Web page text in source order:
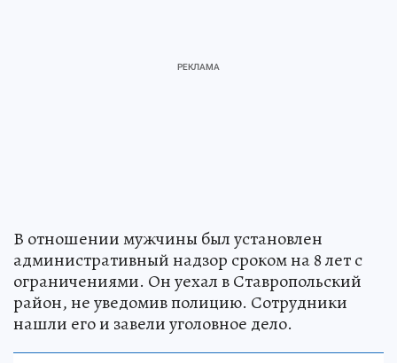
В отношении мужчины был установлен
административный надзор сроком на 8 лет с
ограничениями. Он уехал в Ставропольский
район, не уведомив полицию. Сотрудники
нашли его и завели уголовное дело.